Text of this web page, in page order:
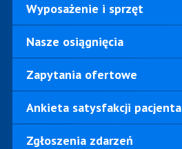
Wyposażenie i sprzęt
Nasze osiągnięcia
Zapytania ofertowe
Ankieta satysfakcji pacjenta
Zgłoszenia zdarzeń